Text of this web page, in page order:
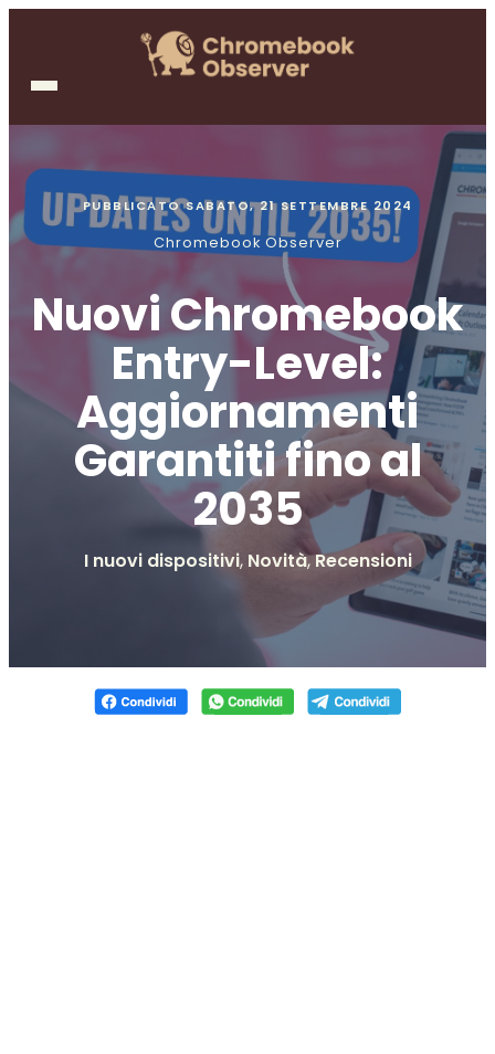
PUBBLICATOSABATO, 21 SETTEMBRE 2024
Chromebook Observer
Nuovi Chromebook
Entry-Level:
Aggiornamenti
Garantiti fino al
2035
I nuovi dispositivi, Novità,Recensioni